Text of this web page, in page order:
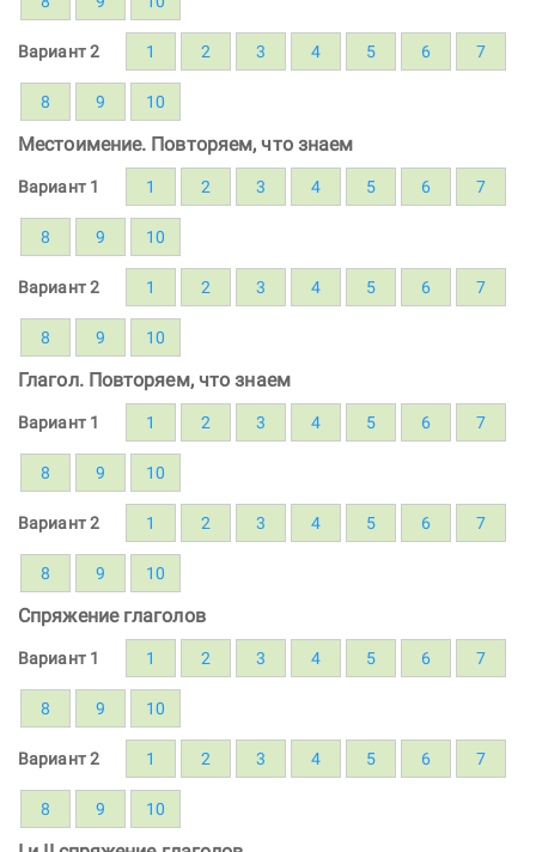
Вариант 2 1 2 3 4 5 6 7
8 9 10
Местоимение. Повторяем, что знаем
Вариант 1 1 2 3 4 5 6 7
8 9 10
Вариант 2 1 2 3 4 5 6 7
8 9 10
Глагол. Повторяем, что знаем
Вариант 1 1 2 3 4 5 6 7
8 9 10
Вариант 2 1 2 3 4 5 6 7
8 9 10
Спряжение глаголов
Вариант 1 1 2 3 4 5 6 7
8 9 10
Вариант 2 1 2 3 4 5 6 7
8 9 10